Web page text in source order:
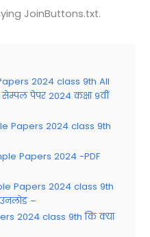
JoinButtons.txt.
2024 class 9th All
पेपर 2024 कक्षा 9वीं
Papers 2024 class 9th
Papers 2024 -PDF
Papers 2024 class 9th
–
2024 class 9th कि क्या